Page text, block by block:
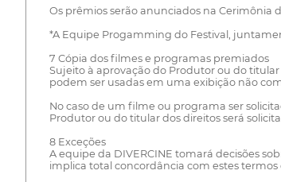
Os prêmios serão anunciados na Cerimônia
*A Equipe Progamming do Festival,
7 Cópia dos filmes e programas premiados
Sujeito à aprovação do Produtor ou do
podem ser usadas em uma exibição não
No caso de um filme ou programa ser
Produtor ou do titular dos direitos será
8 Exceções
A equipe da DIVERCINE tomará decisões
implica total concordância com estes termos